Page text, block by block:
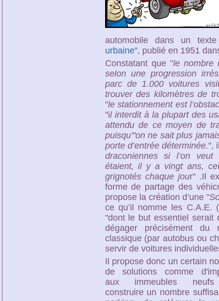
automobile dans un
urbaine", publié en 1951
Constatant que "le nombre
selon une progression
parc de 1.000 voitures
trouver des kilomètres de
"le stationnement est
"il interdit à la plupart des
attendu de ce moyen de
puisqu'"on ne sait plus
porte d’entrée déterminée.",
draconiennes si l’on
étaient, il y a vingt ans,
grignotés chaque jour" .Il
forme de partage des
propose la création d’une "
ce qu’il nomme les C.A.E.
"dont le but essentiel serait
dégager précisément du
classique (par autobus ou
servir de voitures
Il propose donc un certain
de solutions comme
aux immeubles
construire un nombre